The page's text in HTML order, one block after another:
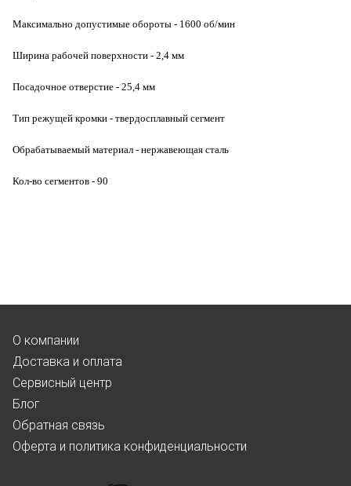
Максимально допустимые обороты - 1600 об/мин
Ширина рабочей поверхности - 2,4 мм
Посадочное отверстие - 25,4 мм
Тип режущей кромки - твердосплавный сегмент
Обрабатываемый материал - нержавеющая сталь
Кол-во сегментов - 90
О компании
Доставка и оплата
Сервисный центр
Блог
Обратная связь
Оферта и политика конфиденциальности